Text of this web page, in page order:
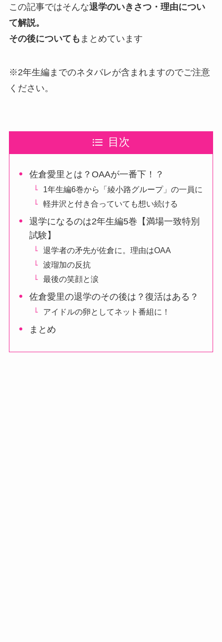
この記事ではそんな退学のいきさつ・理由につい
て解説。
その後についても まとめています
※2年生編までのネタバレが含まれますのでご注意
ください。
目次
佐倉愛里とは？OAAが一番下！？
1年生編6巻から「綾小路グループ」の一員に
軽井沢と付き合っていても想い続ける
退学になるのは2年生編5巻【満場一致特別
試験】
退学者の矛先が佐倉に。理由はOAA
波瑠加の反抗
最後の笑顔と涙
佐倉愛里の退学のその後は？復活はある？
アイドルの卵としてネット番組に！
まとめ